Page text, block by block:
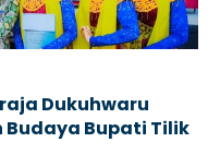
Dukuhwaru
Budaya Bupati Tilik